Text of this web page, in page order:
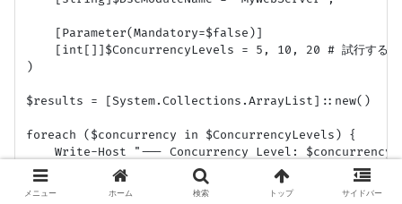
    [Parameter(Mandatory=$false)]
[int[]]$ConcurrencyLevels = 5, 10, 20 # 試行する並
)
$results = [System.Collections.ArrayList]::new()
foreach ($concurrency in $ConcurrencyLevels) {
Write-Host "--- Concurrency Level: $concurrency
    $measureResult = Measure-Command {
メニュー ホーム 検索 トップ サイドバー